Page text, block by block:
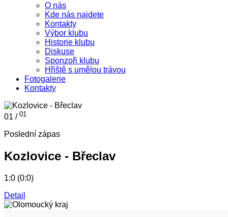
O nás
Kde nás najdete
Kontakty
Výbor klubu
Historie klubu
Diskuse
Sponzoři klubu
Hřiště s umělou trávou
Fotogalerie
Kontakty
01 / 01
Poslední zápas
Kozlovice - Břeclav
1:0 (0:0)
Detail